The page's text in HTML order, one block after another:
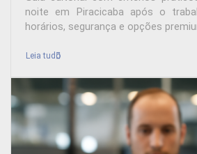
noite em Piracicaba após o
horários, segurança e opções
Leia tudo